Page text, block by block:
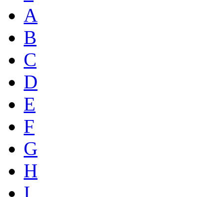
A
B
C
D
E
F
G
H